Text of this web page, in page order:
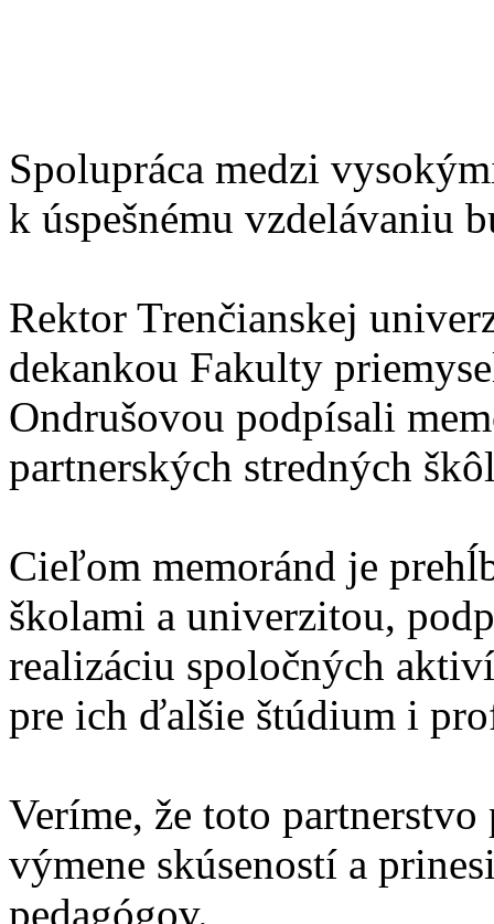
Spolupráca medzi
k úspešnému vzdelávaniu
Rektor Trenčianskej
dekankou Fakulty
Ondrušovou podpísali
partnerských stredných
Cieľom memoránd je
školami a univerzitou,
realizáciu spoločných
pre ich ďalšie štúdium i
Veríme, že toto
výmene skúseností a
pedagógov.